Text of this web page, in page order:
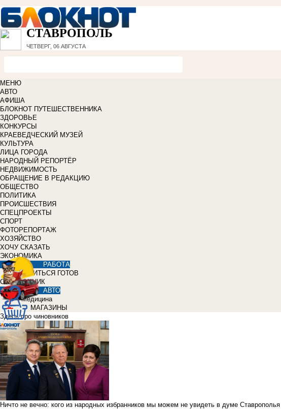
СТАВРОПОЛЬ
ЧЕТВЕРГ, 06 АВГУСТА
МЕНЮ
АВТО
АФИША
БЛОКНОТ ПУТЕШЕСТВЕННИКА
ЗДОРОВЬЕ
КОНКУРСЫ
КРАЕВЕДЧЕСКИЙ МУЗЕЙ
КУЛЬТУРА
ЛИЦА ГОРОДА
НАРОДНЫЙ РЕПОРТЁР
НЕДВИЖИМОСТЬ
ОБРАЩЕНИЕ В РЕДАКЦИЮ
ОБЩЕСТВО
ПОЛИТИКА
ПРОИСШЕСТВИЯ
СПЕЦПРОЕКТЫ
СПОРТ
ФОТОРЕПОРТАЖ
ХОЗЯЙСТВО
ХОЧУ СКАЗАТЬ
ЭКОНОМИКА
РАБОТА
УЧИТЬСЯ ГОТОВ
СПРАВОЧНИК
АВТО
Медицина
МАГАЗИНЫ
Здесь про чиновников
Ничто не вечно: кого из народных избранников мы можем не увидеть в думе